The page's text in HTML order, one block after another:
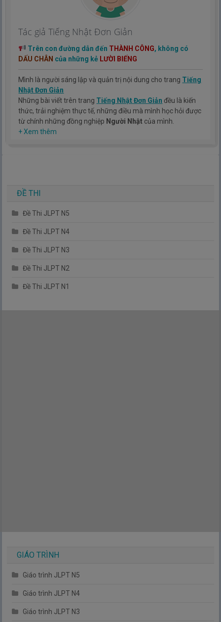
Tác giả Tiếng Nhật Đơn Giản
Trên con đường dẫn đến THÀNH CÔNG, không có
DẤU CHÂN của những kẻ LƯỜI BIẾNG
Mình là người sáng lập và quản trị nội dung cho trang Tiếng
Nhật Đơn Giản
Những bài viết trên trang Tiếng Nhật Đơn Giản đều là kiến
thức, trải nghiệm thực tế, những điều mà mình học hỏi được
từ chính những đồng nghiệp Người Nhật của mình.
Hy vọng rằng kinh nghiệm mà mình có được sẽ giúp các bạn
+ Xem thêm
ĐỀ THI
Đề Thi JLPT N5
Đề Thi JLPT N4
Đề Thi JLPT N3
Đề Thi JLPT N2
Đề Thi JLPT N1
GIÁO TRÌNH
Giáo trình JLPT N5
Giáo trình JLPT N4
Giáo trình JLPT N3